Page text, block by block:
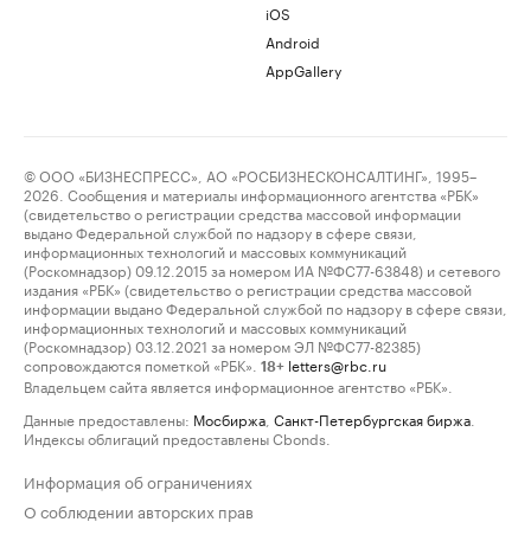
iOS
Android
AppGallery
© ООО «БИЗНЕСПРЕСС», АО «РОСБИЗНЕСКОНСАЛТИНГ», 1995–
2026. Сообщения и материалы информационного агентства «РБК»
(свидетельство о регистрации средства массовой информации
выдано Федеральной службой по надзору в сфере связи,
информационных технологий и массовых коммуникаций
(Роскомнадзор) 09.12.2015 за номером ИА №ФС77-63848) и сетевого
издания «РБК» (свидетельство о регистрации средства массовой
информации выдано Федеральной службой по надзору в сфере связи,
информационных технологий и массовых коммуникаций
(Роскомнадзор) 03.12.2021 за номером ЭЛ №ФС77-82385)
сопровождаются пометкой «РБК».
18+ letters@rbc.ru
Владельцем сайта является информационное агентство «РБК».
Данные предоставлены: Мосбиржа Санкт-Петербургская биржа
Индексы облигаций предоставлены Cbonds.
Информация об ограничениях
О соблюдении авторских прав